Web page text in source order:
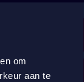
om
aan te
OVER ONS